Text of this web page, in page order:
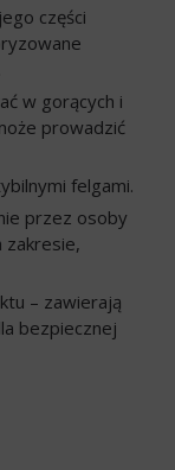
części
w gorących i
prowadzić
felgami.
przez osoby
zakresie,
– zawierają
bezpiecznej